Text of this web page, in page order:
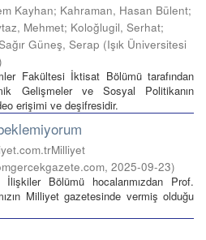
Kayhan; Kahraman, Hasan Bülent;
Mehmet; Koloğlugil, Serhat;
Güneş, Serap (Işık Üniversitesi
Fakültesi İktisat Bölümü tarafından
Gelişmeler ve Sosyal Politikanın
erişimi ve deşifresidir.
, 2025-09-23)
Bölümü hocalarımızdan Prof.
Milliyet gazetesinde vermiş olduğu